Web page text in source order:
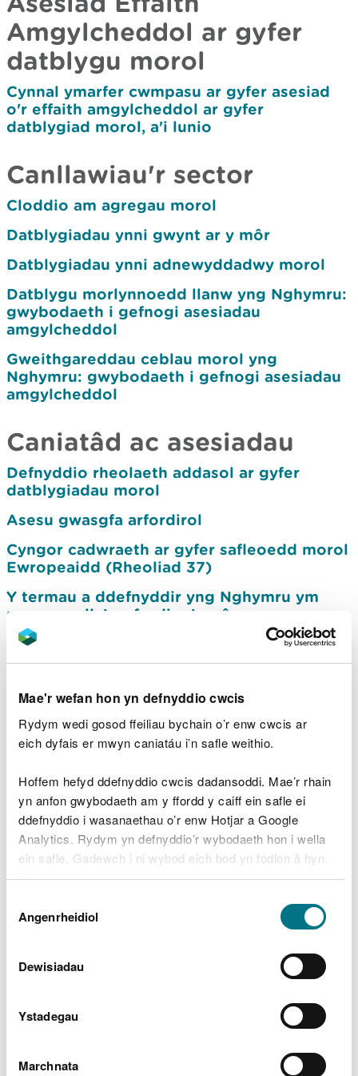
Mae'r wefan hon yn defnyddio cwcis
Rydym wedi gosod ffeiliau bychain o’r enw cwcis ar
eich dyfais er mwyn caniatáu i’n safle weithio.
Hoffem hefyd ddefnyddio cwcis dadansoddi. Mae’r rhain
yn anfon gwybodaeth am y ffordd y caiff ein safle ei
ddefnyddio i wasanaethau o’r enw Hotjar a Google
Analytics. Rydym yn defnyddio’r wybodaeth hon i wella
ein safle. Gadewch i ni wybod eich bod yn fodlon â hyn.
Byddwn yn defnyddio cwci i gadw eich dewis.
Gellirdarllen mwy am ein cwcis cyn i chi ddewis.
Caniatâd
Angenrheidiol
Dewisiadau
Ystadegau
Marchnata
Amgylcheddol ar gyfer
datblygu morol
Cynnal ymarfer cwmpasu ar gyfer asesiad
o'r effaith amgylcheddol ar gyfer
datblygiad morol, a'i lunio
Canllawiau'r sector
Cloddio am agregau morol
Datblygiadau ynni gwynt ar y môr
Datblygiadau ynni adnewyddadwy morol
Datblygu morlynnoedd llanw yng Nghymru:
gwybodaeth i gefnogi asesiadau
amgylcheddol
Gweithgareddau ceblau morol yng
Nghymru: gwybodaeth i gefnogi asesiadau
amgylcheddol
Caniatâd ac asesiadau
Defnyddio rheolaeth addasol ar gyfer
datblygiadau morol
Asesu gwasgfa arfordirol
Cyngor cadwraeth ar gyfer safleoedd morol
Ewropeaidd (Rheoliad 37)
Y termau a ddefnyddir yng Nghymru ym
maes gwella’r arfordir a’r môr
Cynllunio prosiectau adfer morol ac
arfordirol
Egwyddorion craidd ar gyfer cynnwys
gwaith adfer neu wella mewn cais am
ddatblygiad morol neu arfordirol
Trwyddedu morol
Derbynyddion
Arolygon adar ar y môr ar gyfer
datblygiadau morol: pryd y mae angen i chi
datblygiadau morol
tanddwr ar eu hymddygiad
morol yn sgil datblygiadau morol mewn
ardaloedd cadwraeth arbennig
Unedau rheoli mamaliaid morol mewn